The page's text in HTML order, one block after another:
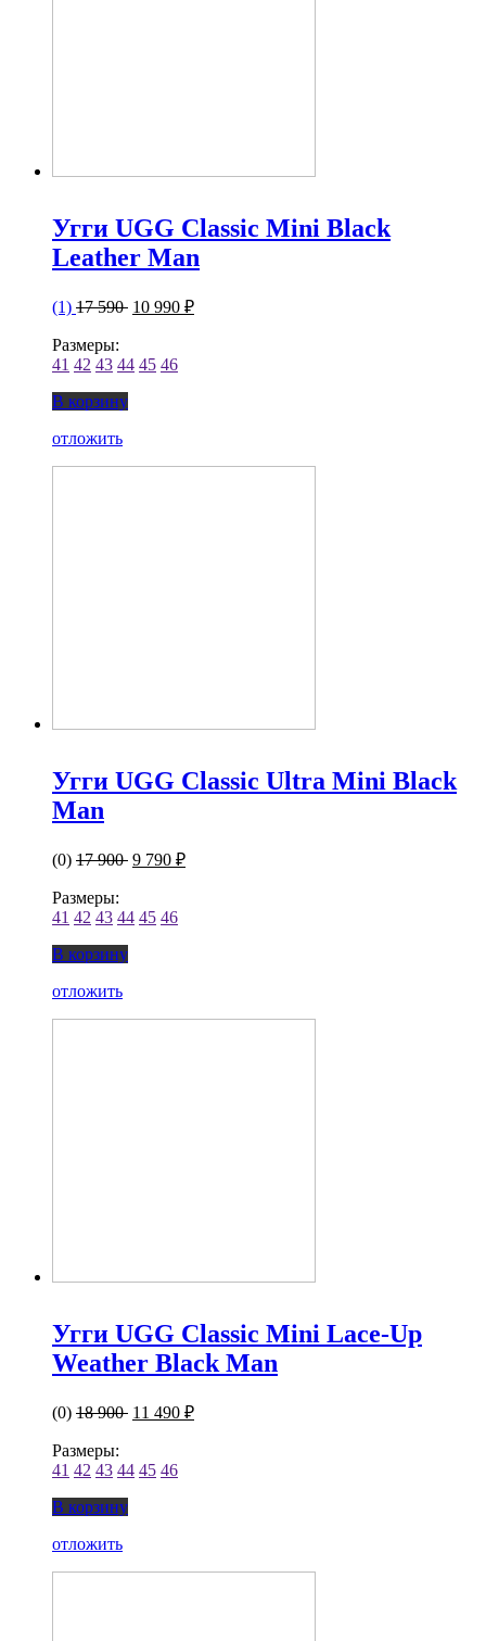
Угги UGG Classic Mini Black
Leather Man
(1) 17 590 10 990 ₽
Размеры:
41 42 43 44 45 46
В корзину
отложить
Угги UGG Classic Ultra Mini Black
Man
(0) 17 900 9 790 ₽
Размеры:
41 42 43 44 45 46
В корзину
отложить
Угги UGG Classic Mini Lace-Up
Weather Black Man
(0) 18 900 11 490 ₽
Размеры:
41 42 43 44 45 46
В корзину
отложить